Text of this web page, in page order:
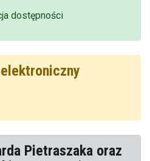
dostępności
Pietraszaka oraz